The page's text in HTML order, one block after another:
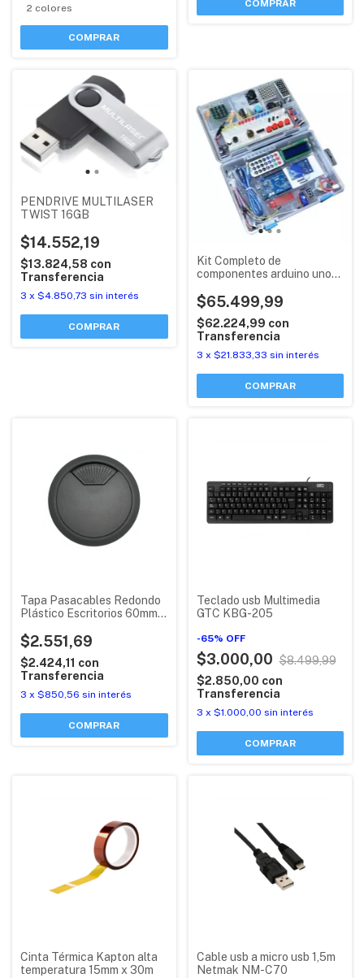
2 colores
COMPRAR
PENDRIVE MULTILASER
TWIST 16GB
$14.552,19
$13.824,58 con
Transferencia
3 x $4.850,73 sin interés
Kit Completo de
componentes arduino uno
principiantes y colegios
$65.499,99
$62.224,99 con
Transferencia
3 x $21.833,33 sin interés
Tapa Pasacables Redondo
Plástico Escritorios 60mm
$2.551,69
$2.424,11 con
Transferencia
3 x $850,56 sin interés
Teclado usb Multimedia
GTC KBG-205
-65% OFF
$3.000,00 $8.499,99
$2.850,00 con
Transferencia
3 x $1.000,00 sin interés
Cinta Térmica Kapton alta
temperatura 15mm x 30m
Cable usb a micro usb 1,5m
Netmak NM-C70